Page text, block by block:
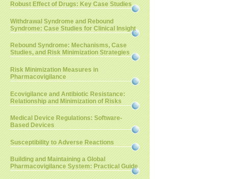
Robust Effect of Drugs: Key Case Studies
Withdrawal Syndrome and Rebound
Syndrome: Case Studies for Clinical Insight
Rebound Syndrome: Mechanisms, Case
Studies, and Risk Minimization Strategies
Risk Minimization Measures in
Pharmacovigilance
Ecovigilance and Antibiotic Resistance:
Relationship and Minimization of Risks
Medical Device Regulations: Software-
Based Devices
Susceptibility to Adverse Reactions
Building and Maintaining a Global
Pharmacovigilance System: Practical Guide